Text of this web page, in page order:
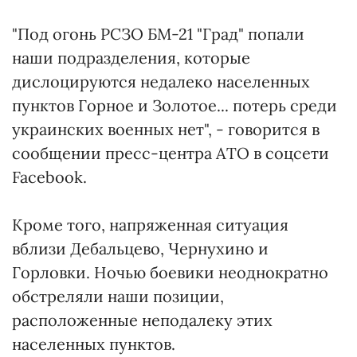
"Под огонь РСЗО БМ-21 "Град" попали
наши подразделения, которые
дислоцируются недалеко населенных
пунктов Горное и Золотое... потерь среди
украинских военных нет", - говорится в
сообщении пресс-центра АТО в соцсети
Facebook.
Кроме того, напряженная ситуация
вблизи Дебальцево, Чернухино и
Горловки. Ночью боевики неоднократно
обстреляли наши позиции,
расположенные неподалеку этих
населенных пунктов.